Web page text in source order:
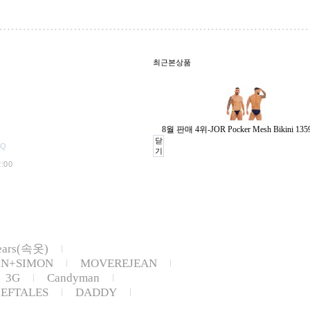
최근본상품
8월 판매 4위-JOR Pocker Mesh Bikini
닫
기
속옷)
MOVEREJEAN
3G
Candyman
DADDY